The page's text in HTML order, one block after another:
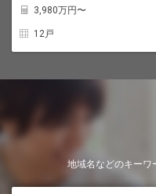
3,980万円〜
12戸
地域名などのキーワ